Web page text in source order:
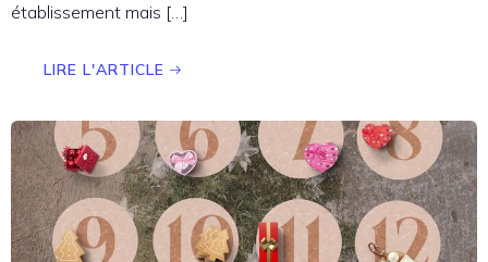
établissement mais […]
LIRE L'ARTICLE